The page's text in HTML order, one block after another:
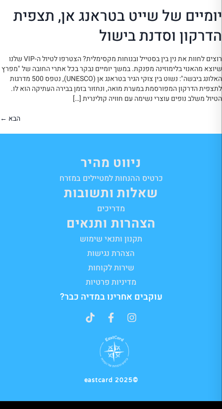
יומיים של שייט בטראנג אן, תצפית
הדרקון וסדנת בישול
רוצים לחוות את נין בין בסטייל ובנוחות מקסימלית? הצטרפו לטיול ה-VIP שלנו
שיוצא מהאנוי בלימוזינה מפנקת. במשך יומיים נבקר בכל אתרי החובה של "מפרץ
האלונג ביבשה": נשוט בין צוקי הגיר בטראנג אן (UNESCO), נטפס 500 מדרגות
לתצפית הדרקון המפורסמת במערת מואה, ונחזור בזמן בבירה העתיקה הוא לו.
הטיול משלב נופים עוצרי נשימה עם חוויה קולינרית […]
הבא ←
ניווט מהיר
כרטיס ההנחות למטיילים במזרח
שאלות ותשובות
מדריכים
הצהרות ותנאים
תקנון ותנאי שימוש
הצהרת נגישות
שירות לקוחות
מדיניות פרטיות
עוקבים אחרינו במדיה כבר?
©2025 eastcard